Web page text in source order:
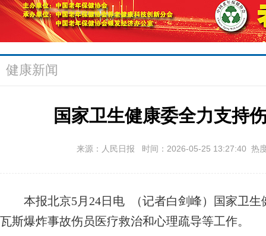
健康新闻
国家卫生健康委全力支持
来源：人民日报 时间：2026-05-25 13:27:40 热
本报北京5月24日电 （记者白剑峰）国家卫生
瓦斯爆炸事故伤员医疗救治和心理疏导等工作。